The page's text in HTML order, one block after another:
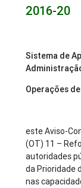
2016-20
Sistema de
Operações
este Aviso-
(OT) 11 –
autoridades
da Prioridade
nas